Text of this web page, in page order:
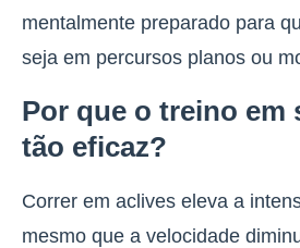
mentalmente preparado para
seja em percursos planos ou
Por que o treino em
tão eficaz?
Correr em aclives eleva a
mesmo que a velocidade